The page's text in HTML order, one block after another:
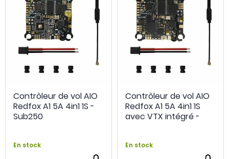
NOUVEAU
Contrôleur de vol AIO
Redfox A1 5A 4in1 1S -
Sub250
En stock
Contrôleur de vol AIO
Redfox A1 5A 4in1 1S
avec VTX intégré -
En stock